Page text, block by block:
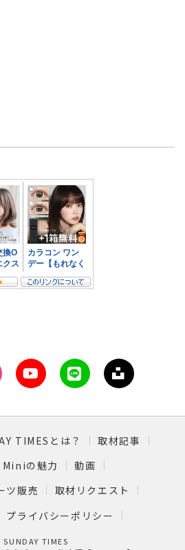
TIMESとは？
取材記事
Miniの魅力
動画
ツ販売
取材リクエスト
プライバシーポリシー
TIMES